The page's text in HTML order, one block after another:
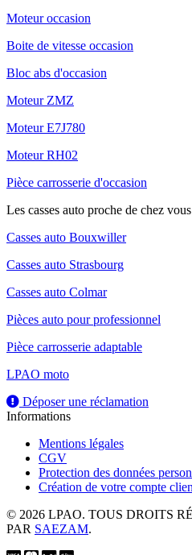
Moteur occasion
Boite de vitesse occasion
Bloc abs d'occasion
Moteur ZMZ
Moteur E7J780
Moteur RH02
Pièce carrosserie d'occasion
Les casses auto proche de chez vous
Casses auto Bouxwiller
Casses auto Strasbourg
Casses auto Colmar
Pièces auto pour professionnel
Pièce carrosserie adaptable
LPAO moto
Déposer une réclamation
Informations
Mentions légales
CGV
Protection des données
Création de votre compte
© 2026 LPAO. TOUS DROITS
PAR SAEZAM.